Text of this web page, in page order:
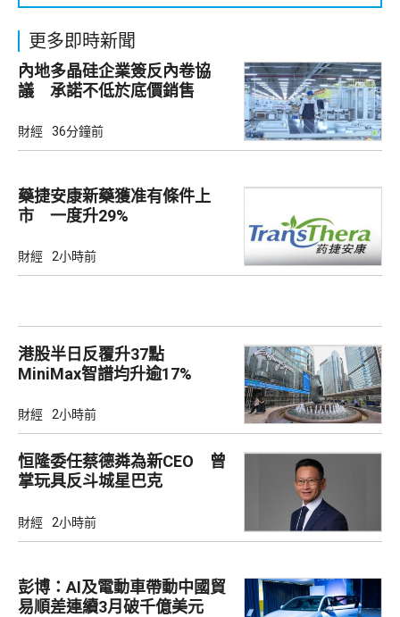
更多即時新聞
內地多晶硅企業簽反內卷協
議 承諾不低於底價銷售
財經 36分鐘前
藥捷安康新藥獲准有條件上
市 一度升29%
財經 2小時前
港股半日反覆升37點
MiniMax智譜均升逾17%
財經 2小時前
恒隆委任蔡德粦為新CEO 曾
掌玩具反斗城星巴克
財經 2小時前
彭博：AI及電動車帶動中國貿
易順差連續3月破千億美元